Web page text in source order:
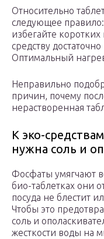
Относительно
следующее
избегайте
средству
Оптимальный
Неправильно
причин, почему
нерастворенная
К эко-
нужна соль и
Фосфаты умягчают
био-таблетках они
посуда не блестит
Чтобы это
соль и
жесткости воды на